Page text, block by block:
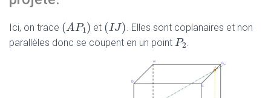
Ici, on trace (AP 1 )
(AP1 ) et (IJ)
(IJ) . Elles sont coplanaires et non
parallèles donc se coupent en un point P2
P2.